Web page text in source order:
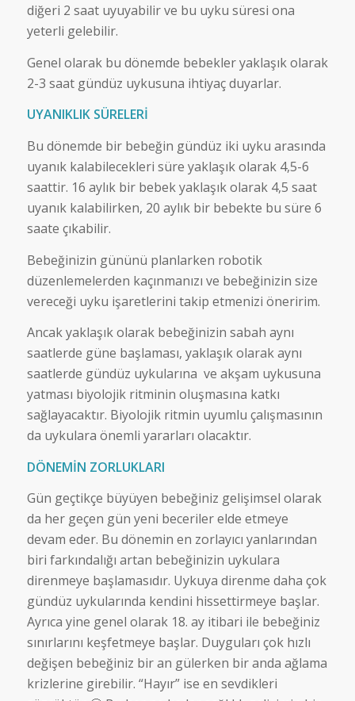
diğeri 2 saat uyuyabilir ve bu uyku süresi ona
yeterli gelebilir.
Genel olarak bu dönemde bebekler yaklaşık olarak
2-3 saat gündüz uykusuna ihtiyaç duyarlar.
UYANIKLIK SÜRELERİ
Bu dönemde bir bebeğin gündüz iki uyku arasında
uyanık kalabilecekleri süre yaklaşık olarak 4,5-6
saattir. 16 aylık bir bebek yaklaşık olarak 4,5 saat
uyanık kalabilirken, 20 aylık bir bebekte bu süre 6
saate çıkabilir.
Bebeğinizin gününü planlarken robotik
düzenlemelerden kaçınmanızı ve bebeğinizin size
vereceği uyku işaretlerini takip etmenizi öneririm.
Ancak yaklaşık olarak bebeğinizin sabah aynı
saatlerde güne başlaması, yaklaşık olarak aynı
saatlerde gündüz uykularına ve akşam uykusuna
yatması biyolojik ritminin oluşmasına katkı
sağlayacaktır. Biyolojik ritmin uyumlu çalışmasının
da uykulara önemli yararları olacaktır.
DÖNEMİN ZORLUKLARI
Gün geçtikçe büyüyen bebeğiniz gelişimsel olarak
da her geçen gün yeni beceriler elde etmeye
devam eder. Bu dönemin en zorlayıcı yanlarından
biri farkındalığı artan bebeğinizin uykulara
direnmeye başlamasıdır. Uykuya direnme daha çok
gündüz uykularında kendini hissettirmeye başlar.
Ayrıca yine genel olarak 18. ay itibari ile bebeğiniz
sınırlarını keşfetmeye başlar. Duyguları çok hızlı
değişen bebeğiniz bir an gülerken bir anda ağlama
krizlerine girebilir. “Hayır” ise en sevdikleri